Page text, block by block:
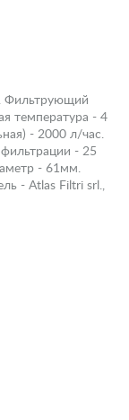
Фильтрующий
температура - 4
- 2000 л/час.
- 25
- 61мм.
- Atlas Filtri srl.,